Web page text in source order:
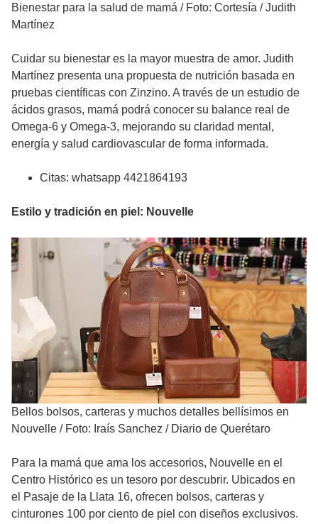
Bienestar para la salud de mamá / Foto: Cortesía / Judith
Martínez
Cuidar su bienestar es la mayor muestra de amor. Judith
Martínez presenta una propuesta de nutrición basada en
pruebas científicas con Zinzino. A través de un estudio de
ácidos grasos, mamá podrá conocer su balance real de
Omega-6 y Omega-3, mejorando su claridad mental,
energía y salud cardiovascular de forma informada.
Citas: whatsapp 4421864193
Estilo y tradición en piel: Nouvelle
Bellos bolsos, carteras y muchos detalles bellísimos en
Nouvelle / Foto: Iraís Sanchez / Diario de Querétaro
Para la mamá que ama los accesorios, Nouvelle en el
Centro Histórico es un tesoro por descubrir. Ubicados en
el Pasaje de la Llata 16, ofrecen bolsos, carteras y
cinturones 100 por ciento de piel con diseños exclusivos.